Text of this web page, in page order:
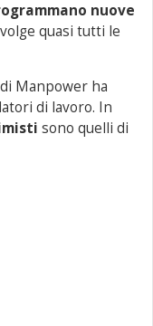
nuove
quasi tutti le
Manpower ha
di lavoro. In
sono quelli di